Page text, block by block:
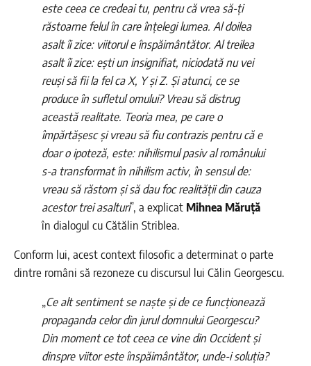
este ceea ce credeai tu, pentru că vrea să-ți
răstoarne felul în care înțelegi lumea. Al doilea
asalt îi zice: viitorul e înspăimântător. Al treilea
asalt îi zice: ești un insignifiat, niciodată nu vei
reuși să fii la fel ca X, Y și Z. Și atunci, ce se
produce în sufletul omului? Vreau să distrug
această realitate. Teoria mea, pe care o
împărtășesc și vreau să fiu contrazis pentru că e
doar o ipoteză, este: nihilismul pasiv al românului
s-a transformat în nihilism activ, în sensul de:
vreau să răstorn și să dau foc realității din cauza
acestor trei asalturi”, a explicat Mihnea Măruță
în dialogul cu Cătălin Striblea.
Conform lui, acest context filosofic a determinat o parte
dintre români să rezoneze cu discursul lui Călin Georgescu.
„Ce alt sentiment se naște și de ce funcționează
propaganda celor din jurul domnului Georgescu?
Din moment ce tot ceea ce vine din Occident și
dinspre viitor este înspăimântător, unde-i soluția?